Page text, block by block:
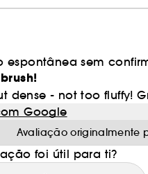
espontânea sem
dense - not too fluffy!
Google
Avaliação originalmente
foi útil para ti?